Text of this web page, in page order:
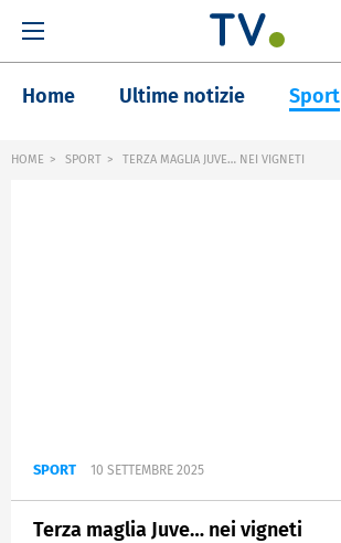
Home Ultime notizie Sport
HOME SPORT TERZA MAGLIA JUVE… NEI VIGNETI
SPORT 10 SETTEMBRE 2025
Terza maglia Juve… nei vigneti